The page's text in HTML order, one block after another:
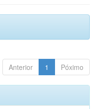
Anterior 1 Póximo